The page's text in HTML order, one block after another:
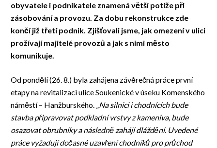
obyvatele i podnikatele znamená větší potíže při
zásobování a provozu. Za dobu rekonstrukce zde
končí již třetí podnik. Zjišťovali jsme, jak omezení v ulici
prožívají majitelé provozů a jak s nimi město
komunikuje.
Od pondělí (26. 8.) byla zahájena závěrečná práce první
etapy na revitalizaci ulice Soukenické v úseku Komenského
náměstí – Hanžburského. „Na silnici i chodnících bude
stavba připravovat podkladní vrstvy z kameniva, bude
osazovat obrubníky a následně zahájí dláždění. Uvedené
práce vyžadují dočasné uzavření chodníků pro průchod